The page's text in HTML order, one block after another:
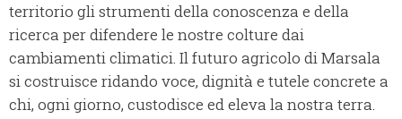
territorio gli strumenti della conoscenza e della
ricerca per difendere le nostre colture dai
cambiamenti climatici. Il futuro agricolo di Marsala
si costruisce ridando voce, dignità e tutele concrete a
chi, ogni giorno, custodisce ed eleva la nostra terra.